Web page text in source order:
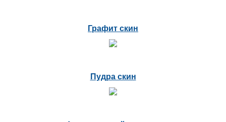
Графит скин
Пудра скин